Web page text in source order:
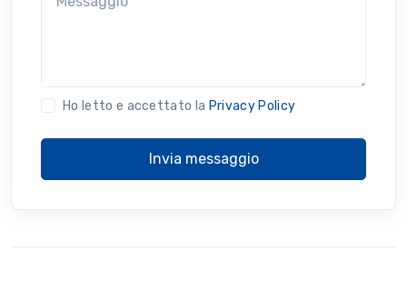
Ho letto e accettato la Privacy Policy
Invia messaggio